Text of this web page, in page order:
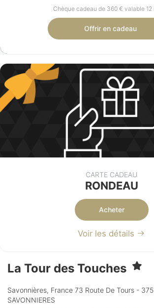
Chèque cadeau de 360 € valable 12
Offrir en cadeau
CARTE CADEAU
RONDEAU
Acheter
Voir les détails
La Tour des Touches
Savonnières, France 73 Route De Tours -
SAVONNIERES